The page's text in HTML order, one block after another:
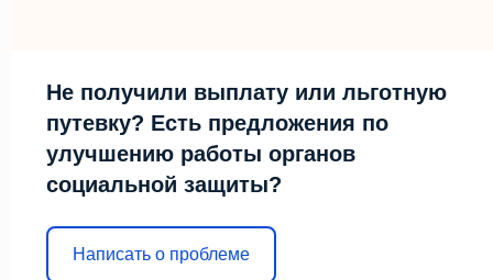
Не получили выплату или льготную
путевку? Есть предложения по
улучшению работы органов
социальной защиты?
Написать о проблеме